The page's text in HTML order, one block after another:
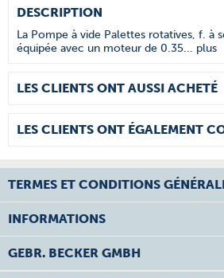
DESCRIPTION
La Pompe à vide Palettes rotatives, f. à
équipée avec un moteur de 0.35... plus
LES CLIENTS ONT AUSSI ACHETÉ
LES CLIENTS ONT ÉGALEMENT
TERMES ET CONDITIONS
INFORMATIONS
GEBR. BECKER GMBH